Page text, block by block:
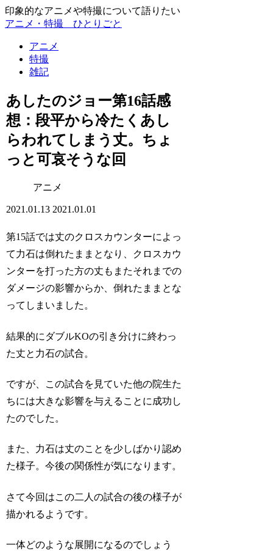
印象的なアニメや特撮について語りたい
アニメ・特撮 ひとりごと
アニメ
特撮
雑記
あしたのジョー第16話感
想：段平から冷たくあし
らわれてしまう丈。ちょ
っと可哀そうな回
アニメ
2021.01.13 2021.01.01
第15話では丈のクロスカウンターによっ
て力石は倒れたままとなり、クロスカウ
ンターを打った方の丈もまたそれまでの
ダメージの影響からか、倒れたままとな
ってしまいました。
結果的にダブルKOの引き分けに終わっ
た丈と力石の試合。
ですが、この試合を見ていた他の院生た
ちには大きな影響を与えることに成功し
たのでした。
また、力石は丈のことを少しばかり認め
た様子。今後の関係性が気になります。
さて今回はこの二人の試合の後の様子が
描かれるようです。
一体どのような展開になるのでしょう